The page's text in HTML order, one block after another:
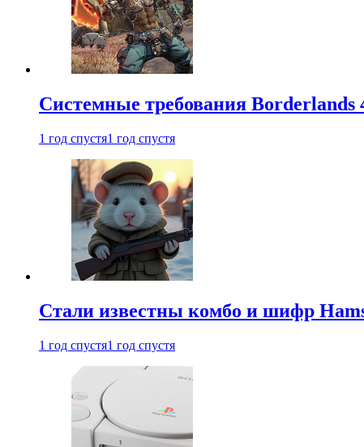
Системные требования Borderlands
1 год спустя1 год спустя
Стали известны комбо и шифр
1 год спустя1 год спустя